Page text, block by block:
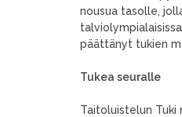
nousua tasolle,
päättänyt tukien
Tukea seuralle
Taitoluistelun Tuki